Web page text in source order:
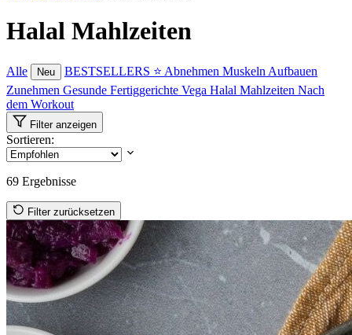
Halal Mahlzeiten
Alle Neu BESTSELLERS ⭐ Abnehmen Muskeln Aufbauen
Zunehmen Gesunde Fertiggerichte Vega Halal Mahlzeiten Nach
dem Workout
Filter anzeigen
Sortieren:
69 Ergebnisse
Filter zurücksetzen